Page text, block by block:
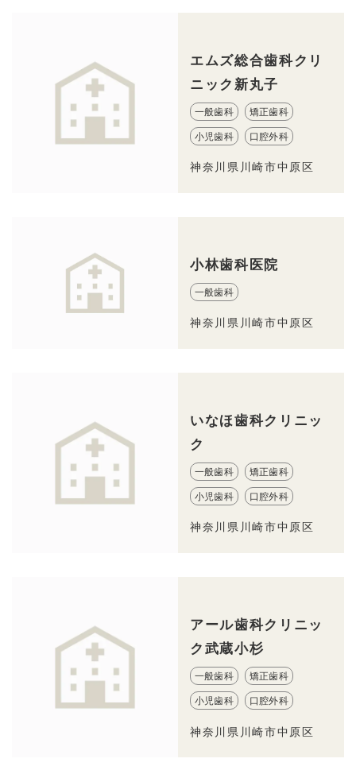
エムズ総合歯科クリ
ニック新丸子
一般歯科 矯正歯科
小児歯科 口腔外科
神奈川県川崎市中原区
小林歯科医院
一般歯科
神奈川県川崎市中原区
いなほ歯科クリニッ
ク
一般歯科 矯正歯科
小児歯科 口腔外科
神奈川県川崎市中原区
アール歯科クリニッ
ク武蔵小杉
一般歯科 矯正歯科
小児歯科 口腔外科
神奈川県川崎市中原区